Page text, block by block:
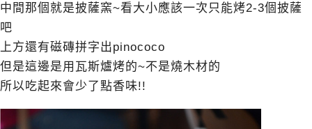
中間那個就是披薩窯~看大小應該一次只能烤2-3個披薩
吧
上方還有磁磚拼字出pinococo
但是這邊是用瓦斯爐烤的~不是燒木材的
所以吃起來會少了點香味!!